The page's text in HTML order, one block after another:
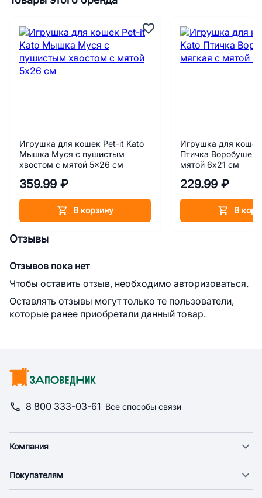
Игрушка для кошек Pet-it Kato
Мышка Муся с пушистым
хвостом с мятой 5x26 см
359.99 ₽
В корзину
Игрушка для
Птичка Воробушек
мятой 6х21 см
229.99 ₽
В
Отзывы
Отзывов пока нет
Чтобы оставить отзыв, необходимо авторизоваться.
Оставлять отзывы могут только те пользователи,
которые ранее приобретали данный товар.
8 800 333-03-61 Все способы связи
Компания
Новости
Покупателям